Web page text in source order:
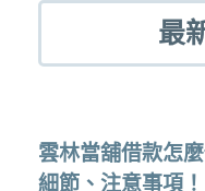
最
雲林當舖借款怎
細節、注意事項！